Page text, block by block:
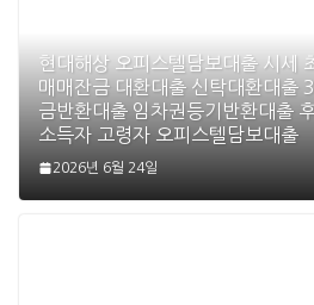
현대해상 오피스텔담보대출 시세
매매잔금 대환대출 신탁대환대출
금반환대출 임차권등기반환대출
소득자 고령자 오피스텔담보대출